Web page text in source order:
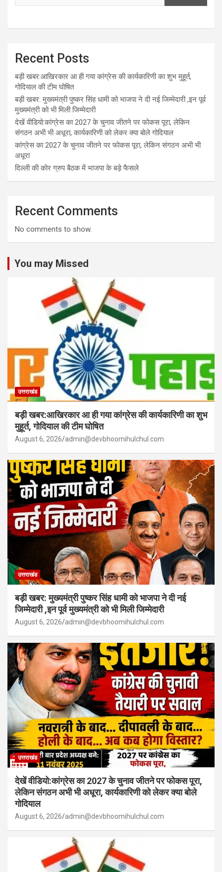
Recent Posts
बड़ी खबर:आखिरकार आ ही गया कांग्रेस की कार्यकारिणी का शुभ मुहूर्त,
गोदियाल की टीम घोषित
बड़ी खबर: मुख्यमंत्री पुष्कर सिंह धामी को भाजपा ने दी नई जिम्मेदारी ,इन पूर्व
मुख्यमंत्री को भी मिली जिम्मेदारी
देखें वीडियो:कांग्रेस का 2027 के चुनाव जीतने पर फोकस पूरा, लेकिन
संगठन अभी भी अधूरा, कार्यकारिणी को लेकर क्या बोले गोदियाल
कांग्रेस का 2027 के चुनाव जीतने पर फोकस पूरा, लेकिन संगठन अभी भी
अधूरा
दिल्ली की कोर ग्रुप बैठक में भाजपा के बड़े फैसले
Recent Comments
No comments to show.
You may Missed
उत्तराखंड
बड़ी खबर:आखिरकार आ ही गया कांग्रेस की कार्यकारिणी का शुभ
मुहूर्त, गोदियाल की टीम घोषित
August 6, 2026 admin@devbhoomihulchul.com
उत्तराखंड
बड़ी खबर: मुख्यमंत्री पुष्कर सिंह धामी को भाजपा ने दी नई
जिम्मेदारी ,इन पूर्व मुख्यमंत्री को भी मिली जिम्मेदारी
August 6, 2026 admin@devbhoomihulchul.com
उत्तराखंड
देखें वीडियो:कांग्रेस का 2027 के चुनाव जीतने पर फोकस पूरा,
लेकिन संगठन अभी भी अधूरा, कार्यकारिणी को लेकर क्या बोले
गोदियाल
August 6, 2026 admin@devbhoomihulchul.com